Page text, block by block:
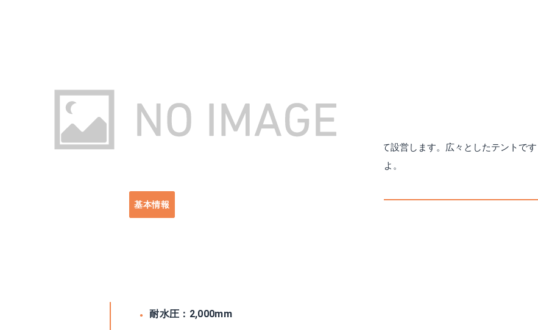
出典：https://amzn.asia/d/i4uisDt
TOMOUNT「インフレータブルテント」は、フレームに空気を入れて設営します。広々としたテントです
が、空気を入れる・抜くだけなので、設営も撤収も簡単にできますよ。
基本情報
耐水圧：2,000mm